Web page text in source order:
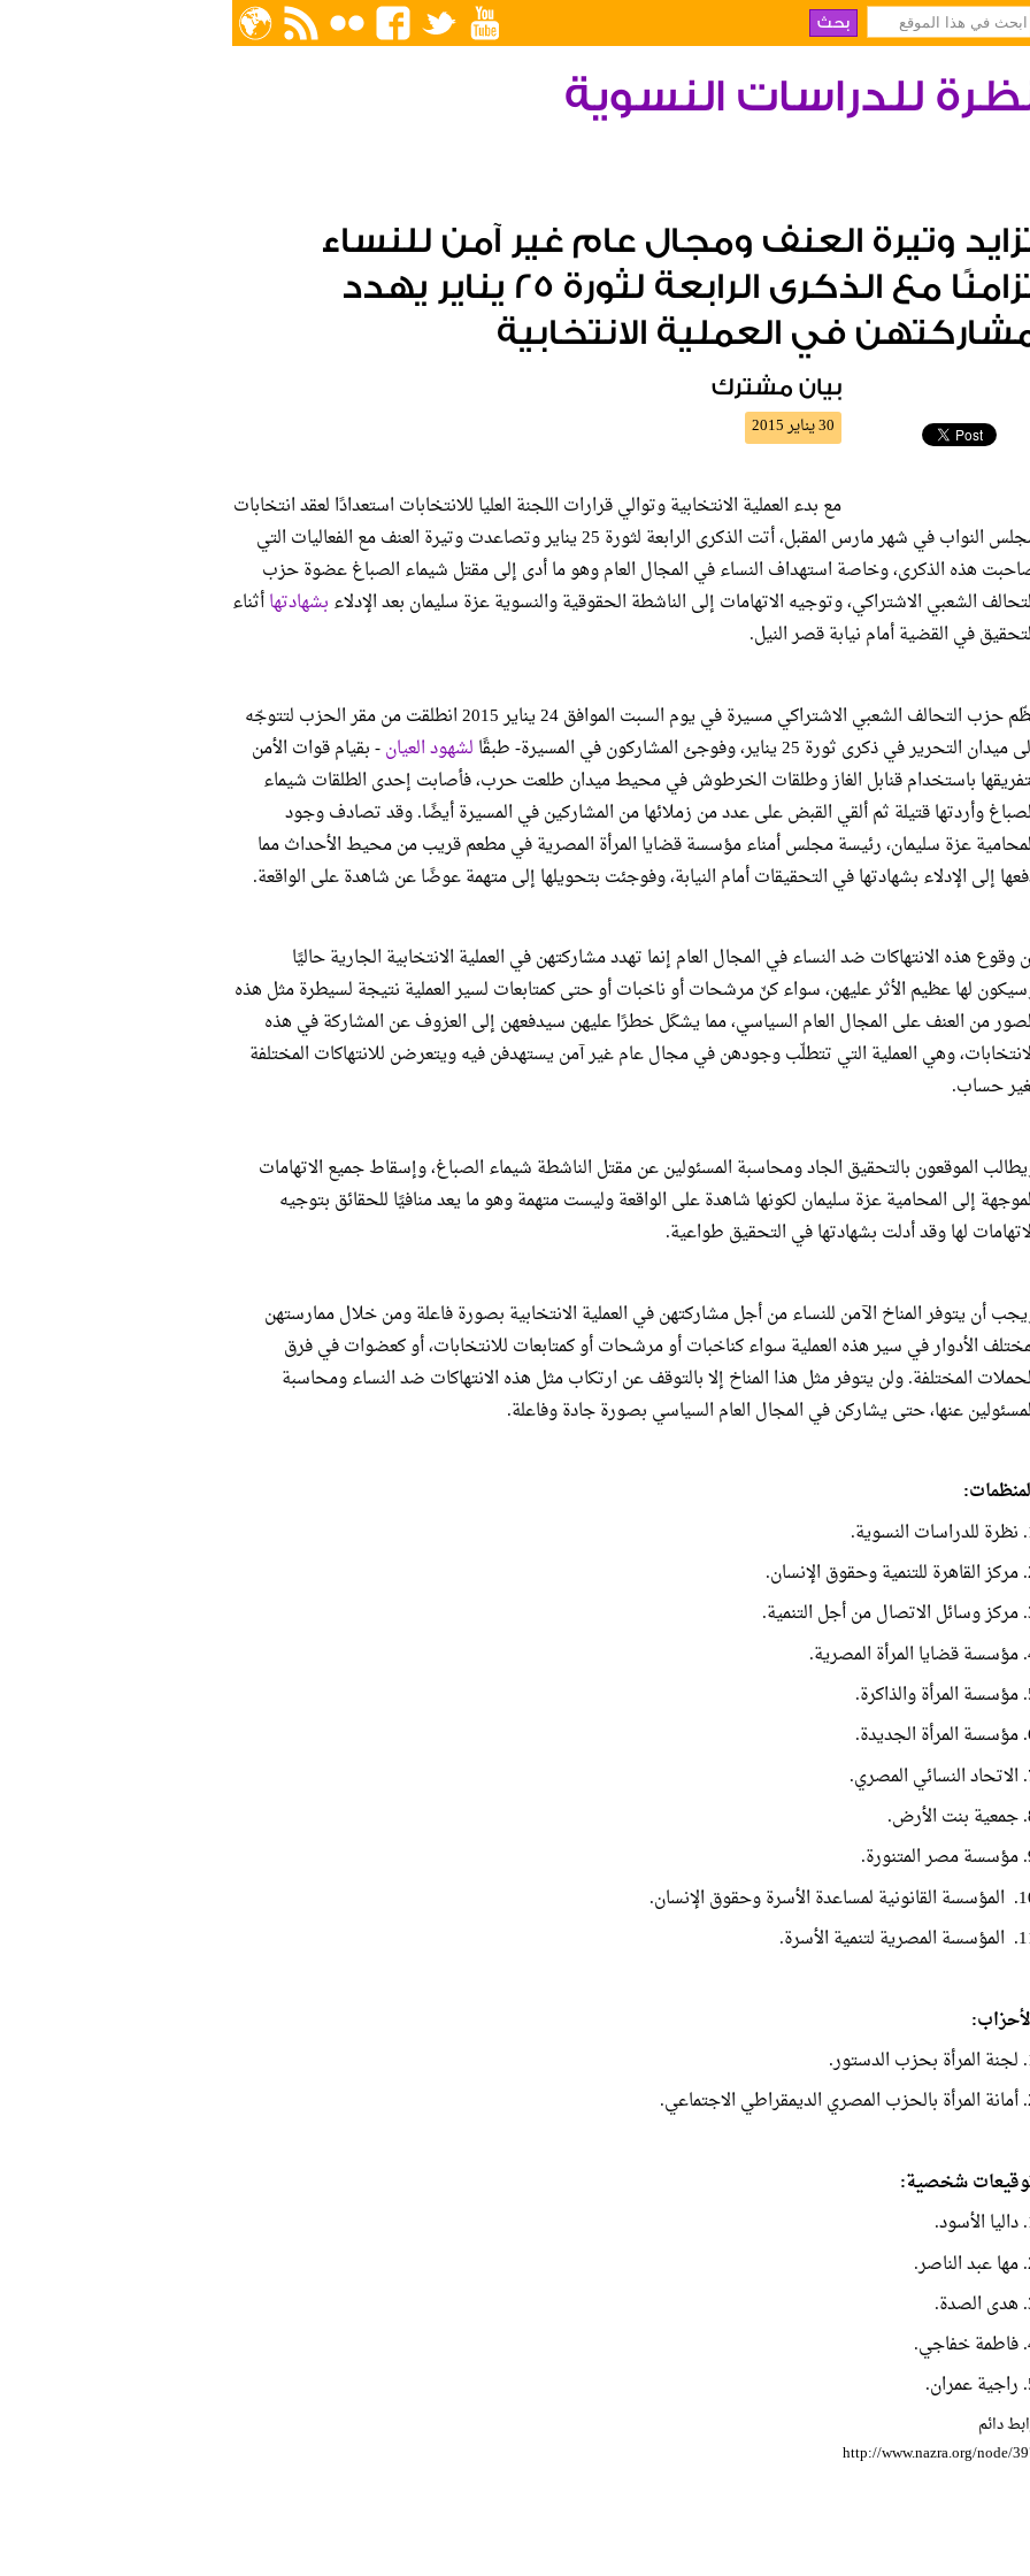
للدراسات النسوية
وتيرة العنف ومجال عام غير آمن للنساء
تزامنًا مع الذكرى الرابعة لثورة 25 يناير يهدد
في العملية الانتخابية
بيان مشترك
30 يناير 2015
مع بدء العملية الانتخابية وتوالي قرارات اللجنة العليا للانتخابات استعدادًا لعقد انتخابات
مجلس النواب في شهر مارس المقبل، أتت الذكرى الرابعة لثورة 25 يناير وتصاعدت وتيرة العنف مع الفعاليات التي
هذه الذكرى، وخاصة استهداف النساء في المجال العام وهو ما أدى إلى مقتل شيماء الصباغ عضوة حزب
الشعبي الاشتراكي، وتوجيه الاتهامات إلى الناشطة الحقوقية والنسوية عزة سليمان بعد الإدلاء بشهادتهاأثناء
في القضية أمام نيابة قصر النيل.
نظّم حزب التحالف الشعبي الاشتراكي مسيرة في يوم السبت الموافق 24 يناير 2015 انطلقت من مقر الحزب لتتوجّه
ميدان التحرير في ذكرى ثورة 25 يناير، وفوجئ المشاركون في المسيرة- طبقًا
لشهود العيان- بقيام قوات الأمن
باستخدام قنابل الغاز وطلقات الخرطوش في محيط ميدان طلعت حرب، فأصابت إحدى الطلقات شيماء
وأردتها قتيلة ثم ألقي القبض على عدد من زملائها من المشاركين في المسيرة أيضًا. وقد تصادف وجود
عزة سليمان، رئيسة مجلس أمناء مؤسسة قضايا المرأة المصرية في مطعم قريب من محيط الأحداث مما
إلى الإدلاء بشهادتها في التحقيقات أمام النيابة، وفوجئت بتحويلها إلى متهمة عوضًا عن شاهدة على الواقعة.
وقوع هذه الانتهاكات ضد النساء في المجال العام إنما تهدد مشاركتهن في العملية الانتخابية الجارية حاليًا
لها عظيم الأثر عليهن، سواء كنّ مرشحات أو ناخبات أو حتى كمتابعات لسير العملية نتيجة لسيطرة مثل هذه
من العنف على المجال العام السياسي، مما يشكَل خطرًا عليهن سيدفعهن إلى العزوف عن المشاركة في هذه
وهي العملية التي تتطلّب وجودهن في مجال عام غير آمن يستهدفن فيه ويتعرضن للانتهاكات المختلفة
حساب.
الموقعون بالتحقيق الجاد ومحاسبة المسئولين عن مقتل الناشطة شيماء الصباغ، وإسقاط جميع الاتهامات
إلى المحامية عزة سليمان لكونها شاهدة على الواقعة وليست متهمة وهو ما يعد منافيًا للحقائق بتوجيه
لها وقد أدلت بشهادتها في التحقيق طواعية.
أن يتوفر المناخ الآمن للنساء من أجل مشاركتهن في العملية الانتخابية بصورة فاعلة ومن خلال ممارستهن
الأدوار في سير هذه العملية سواء كناخبات أو مرشحات أو كمتابعات للانتخابات، أو كعضوات في فرق
المختلفة. ولن يتوفر مثل هذا المناخ إلا بالتوقف عن ارتكاب مثل هذه الانتهاكات ضد النساء ومحاسبة
عنها، حتى يشاركن في المجال العام السياسي بصورة جادة وفاعلة.
وحقوق الإنسان.
الأسرة.
الاجتماعي.
شخصية:
دائم
http://www.nazra.org/node/